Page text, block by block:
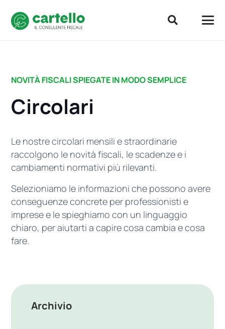
NOVITÀ FISCALI SPIEGATE IN MODO SEMPLICE
Circolari
Le nostre circolari mensili e straordinarie
raccolgono le novità fiscali, le scadenze e i
cambiamenti normativi più rilevanti.
Selezioniamo le informazioni che possono avere
conseguenze concrete per professionisti e
imprese e le spieghiamo con un linguaggio
chiaro, per aiutarti a capire cosa cambia e cosa
fare.
Archivio